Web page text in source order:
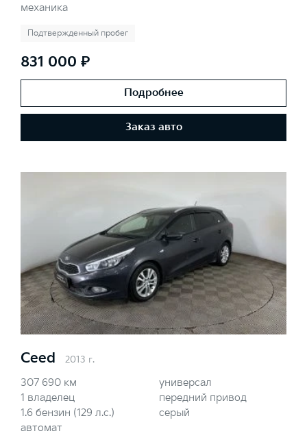
механика
Подтвержденный пробег
831 000 ₽
Подробнее
Заказ авто
Ceed 2013 г.
307 690 км
1 владелец
1.6 бензин (129 л.с.)
автомат
универсал
передний привод
серый